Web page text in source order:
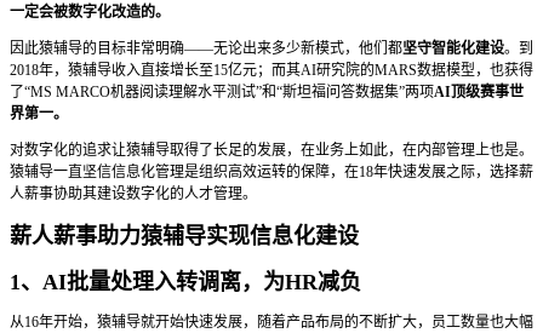
一定会被数字化改造的。
因此猿辅导的目标非常明确——无论出来多少新模式，他们都坚守智能化建设。到
2018年，猿辅导收入直接增长至15亿元；而其AI研究院的MARS数据模型，也获得
了“MS MARCO机器阅读理解水平测试”和“斯坦福问答数据集”两项AI顶级赛事世
界第一。
对数字化的追求让猿辅导取得了长足的发展，在业务上如此，在内部管理上也是。
猿辅导一直坚信信息化管理是组织高效运转的保障，在18年快速发展之际，选择薪
人薪事协助其建设数字化的人才管理。
薪人薪事助力猿辅导实现信息化建设
1、AI批量处理入转调离，为HR减负
从16年开始，猿辅导就开始快速发展，随着产品布局的不断扩大，员工数量也大幅